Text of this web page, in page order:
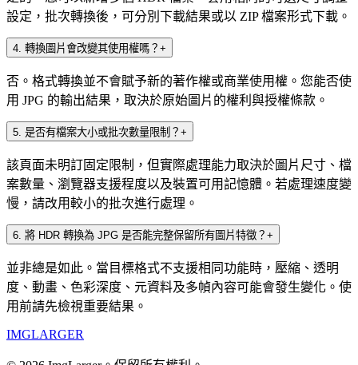
設定，批次轉換後，可分別下載結果或以 ZIP 檔案形式下載。
4. 轉換圖片會改變其使用權嗎？ +
否。格式轉換並不會賦予新的著作權或商業使用權。您能否使
用 JPG 的輸出結果，取決於原始圖片的權利與授權條款。
5. 是否有檔案大小或批次數量限制？ +
該頁面未明訂固定限制，但實際處理能力取決於圖片尺寸、檔
案數量、瀏覽器支援程度以及裝置可用記憶體。若處理速度變
慢，請改用較小的批次進行處理。
6. 將 HDR 轉換為 JPG 是否能完整保留所有圖片特徵？ +
並非總是如此。當目標格式不支援相同功能時，壓縮、透明
度、動畫、色彩深度、元資料及多幀內容可能會發生變化。使
用前請先檢視重要結果。
IMGLARGER